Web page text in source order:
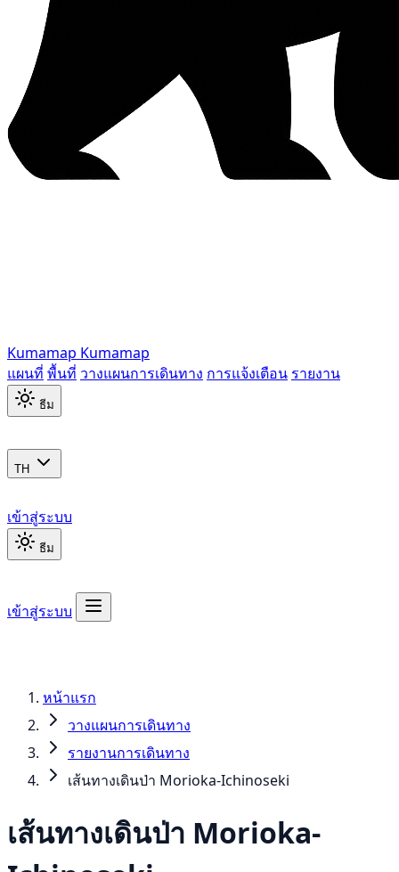
Kumamap Kumamap
แผนที่ พื้นที่ วางแผนการเดินทาง การแจ้งเตือน รายงาน
ธีม
TH
เข้าสู่ระบบ
ธีม
เข้าสู่ระบบ
หน้าแรก
วางแผนการเดินทาง
รายงานการเดินทาง
เส้นทางเดินป่า Morioka-Ichinoseki
เส้นทางเดินป่า Morioka-